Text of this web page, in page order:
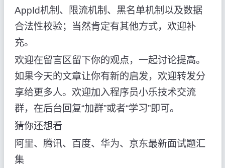
AppId机制、限流机制、黑名单机制以及数据
合法性校验；当然肯定有其他方式，欢迎补
充。
欢迎在留言区留下你的观点，一起讨论提高。
如果今天的文章让你有新的启发，欢迎转发分
享给更多人。欢迎加入程序员小乐技术交流
群，在后台回复“加群”或者“学习”即可。
猜你还想看
阿里、腾讯、百度、华为、京东最新面试题汇
集